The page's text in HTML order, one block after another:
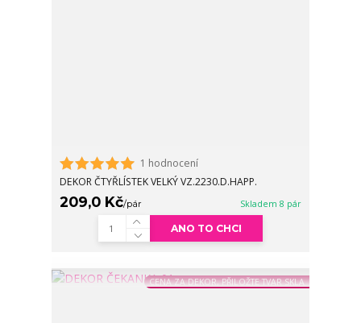
1 hodnocení
DEKOR ČTYŘLÍSTEK VELKÝ VZ.2230.D.HAPP.
209,0 Kč/pár Skladem 8 pár
ANO TO CHCI
CENA ZA DEKOR, PŘILOŽTE TVAR SKLA